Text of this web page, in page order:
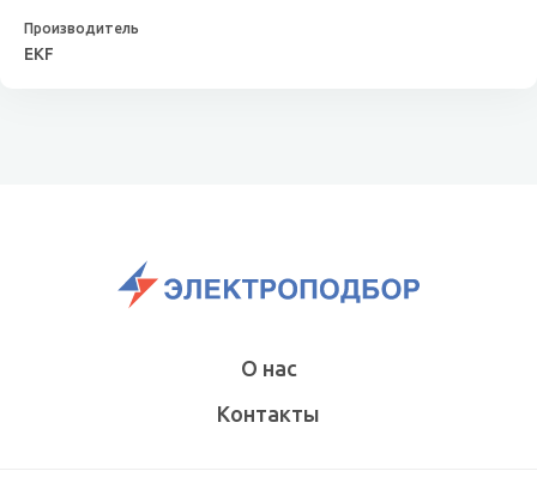
EKF
О нас
Контакты